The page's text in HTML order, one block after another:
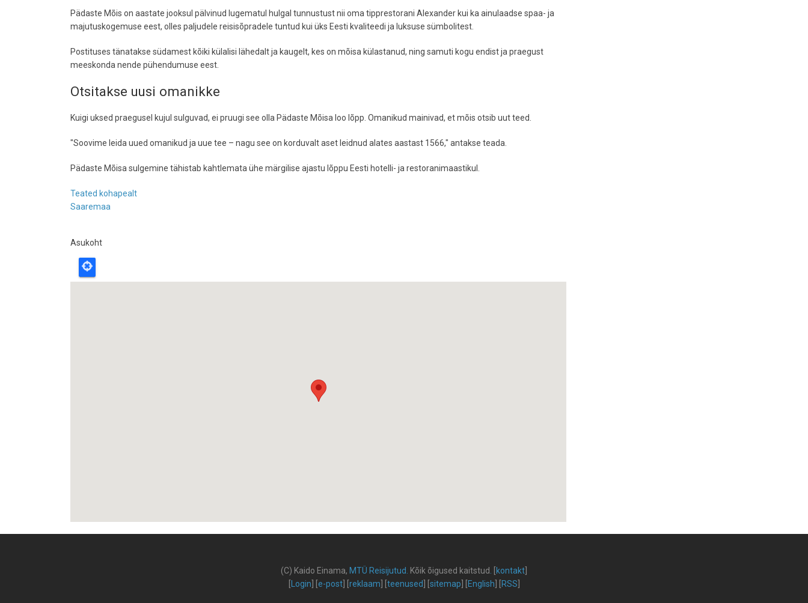
Pädaste Mõis on aastate jooksul pälvinud lugematul hulgal tunnustust nii oma tipprestorani Alexander kui ka ainulaadse spaa- ja
majutuskogemuse eest, olles paljudele reisisõpradele tuntud kui üks Eesti kvaliteedi ja luksuse sümbolitest.
Postituses tänatakse südamest kõiki külalisi lähedalt ja kaugelt, kes on mõisa külastanud, ning samuti kogu endist ja praegust
meeskonda nende pühendumuse eest.
Otsitakse uusi omanikke
Kuigi uksed praegusel kujul sulguvad, ei pruugi see olla Pädaste Mõisa loo lõpp. Omanikud mainivad, et mõis otsib uut teed.
"Soovime leida uued omanikud ja uue tee – nagu see on korduvalt aset leidnud alates aastast 1566," antakse teada.
Pädaste Mõisa sulgemine tähistab kahtlemata ühe märgilise ajastu lõppu Eesti hotelli- ja restoranimaastikul.
Teated kohapealt
Saaremaa
Asukoht
(C) Kaido Einama, MTÜ Reisijutud. Kõik õigused kaitstud. kontakt
Login e-post] [ reklaam teenused sitemap English RSS